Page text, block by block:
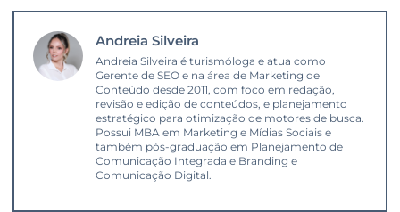
Andreia Silveira
Andreia Silveira é turismóloga e atua como
Gerente de SEO e na área de Marketing de
Conteúdo desde 2011, com foco em redação,
revisão e edição de conteúdos, e planejamento
estratégico para otimização de motores de busca.
Possui MBA em Marketing e Mídias Sociais e
também pós-graduação em Planejamento de
Comunicação Integrada e Branding e
Comunicação Digital.